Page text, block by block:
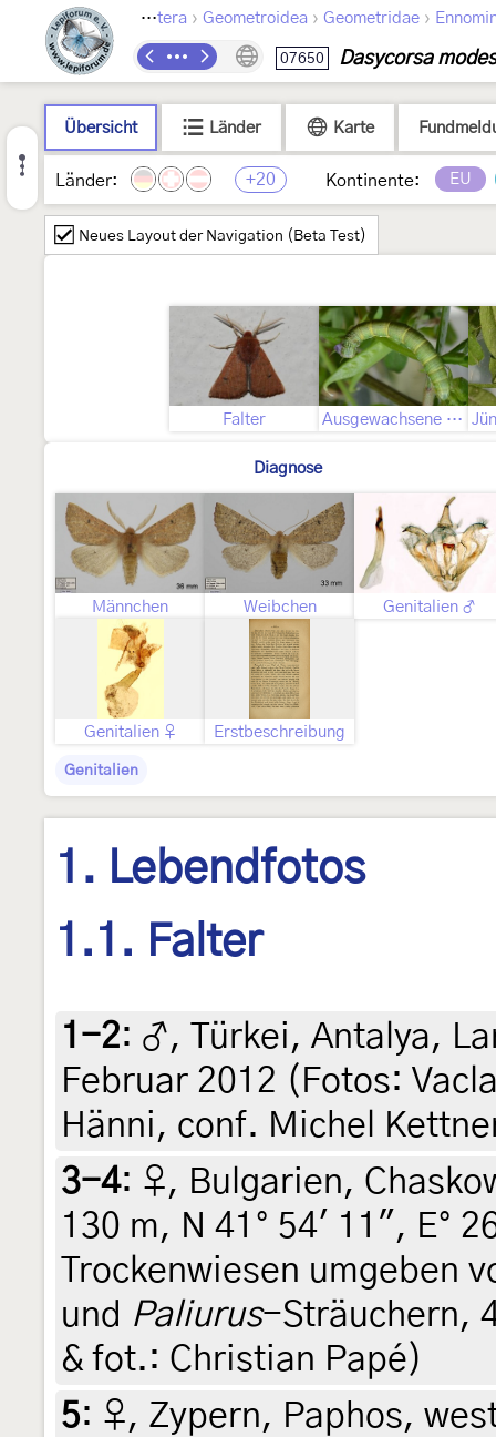
Lepidoptera › Geometroidea › Geometridae ›
07650 Dasycorsa
Übersicht Länder Karte
Länder: +20 Kontinente: EU
Neues Layout der Navigation (Beta Test)
Falter Ausgewachsene Raupe
Diagnose
Männchen Weibchen Genitalien ♂
Genitalien ♀ Erstbeschreibung
Genitalien
1. Lebendfotos
1.1. Falter
1-2: ♂, Türkei, Antalya,
Februar 2012 (Fotos:
Hänni, conf. Michel
3-4: ♀, Bulgarien,
130 m, N 41° 54' 11", E°
Trockenwiesen umgeben
und Paliurus-Sträuchern,
& fot.: Christian Papé)
5: ♀, Zypern, Paphos,